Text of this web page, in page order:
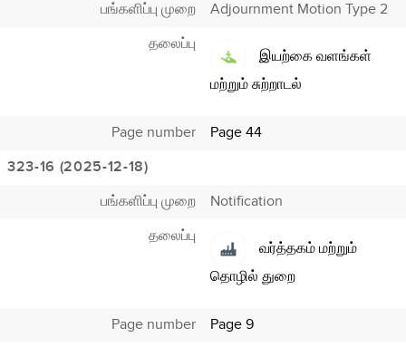
பங்களிப்பு முறை
Adjournment Motion Type 2
தலைப்பு
இயற்கை வளங்கள்
மற்றும் சுற்றாடல்
Page number
Page 44
323-16 (2025-12-18)
பங்களிப்பு முறை
Notification
தலைப்பு
வர்த்தகம் மற்றும்
தொழில் துறை
Page number
Page 9